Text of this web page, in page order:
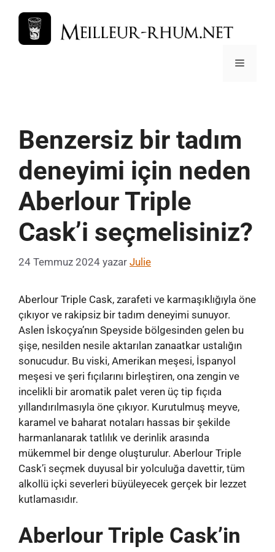
Menü
Benzersiz bir tadım
deneyimi için neden
Aberlour Triple
Cask’i seçmelisiniz?
24 Temmuz 2024 yazar Julie
Aberlour Triple Cask, zarafeti ve karmaşıklığıyla öne
çıkıyor ve rakipsiz bir tadım deneyimi sunuyor.
Aslen İskoçya’nın Speyside bölgesinden gelen bu
şişe, nesilden nesile aktarılan zanaatkar ustalığın
sonucudur. Bu viski, Amerikan meşesi, İspanyol
meşesi ve şeri fıçılarını birleştiren, ona zengin ve
incelikli bir aromatik palet veren üç tip fıçıda
yıllandırılmasıyla öne çıkıyor. Kurutulmuş meyve,
karamel ve baharat notaları hassas bir şekilde
harmanlanarak tatlılık ve derinlik arasında
mükemmel bir denge oluşturulur. Aberlour Triple
Cask’i seçmek duyusal bir yolculuğa davettir, tüm
alkollü içki severleri büyüleyecek gerçek bir lezzet
kutlamasıdır.
Aberlour Triple Cask’in